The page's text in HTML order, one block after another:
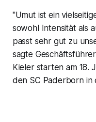
"Umut ist ein
sowohl Intensität als
passt sehr gut zu
sagte
Kieler starten am 18.
den SC Paderborn in